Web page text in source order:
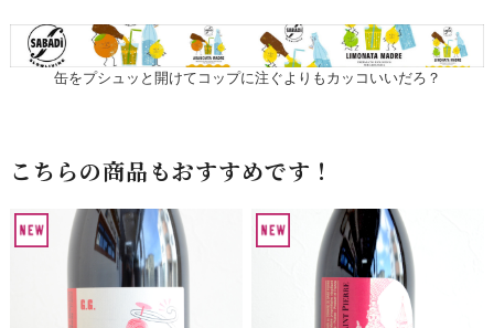
缶をプシュッと開けてコップに注ぐよりもカッコいいだろ？
こちらの商品もおすすめです！